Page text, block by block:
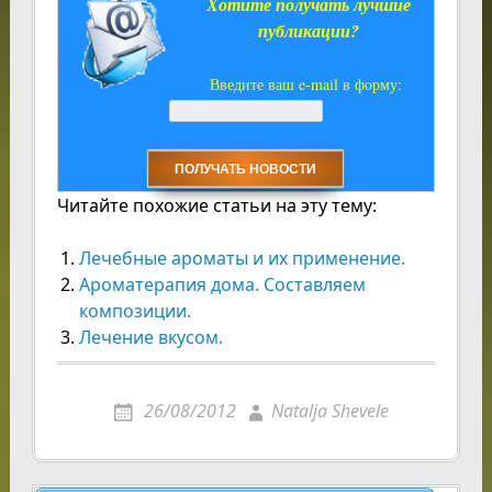
публикации?
Введите ваш e-mail в форму:
Читайте похожие статьи на эту тему:
Лечебные ароматы и их применение.
Ароматерапия дома. Составляем
композиции.
Лечение вкусом.
26/08/2012 Natalja Shevele